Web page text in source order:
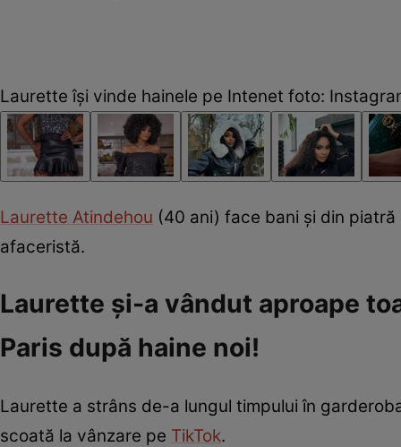
Laurette își vinde hainele pe Intenet foto:
Laurette Atindehou (40 ani) face bani și din
afaceristă.
Laurette și-a vândut aproape
Paris după haine noi!
Laurette a strâns de-a lungul timpului în
scoată la vânzare pe TikTok.